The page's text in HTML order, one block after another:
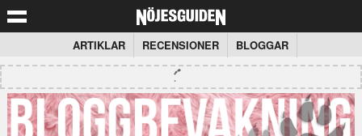
ARTIKLAR RECENSIONER BLOGGAR